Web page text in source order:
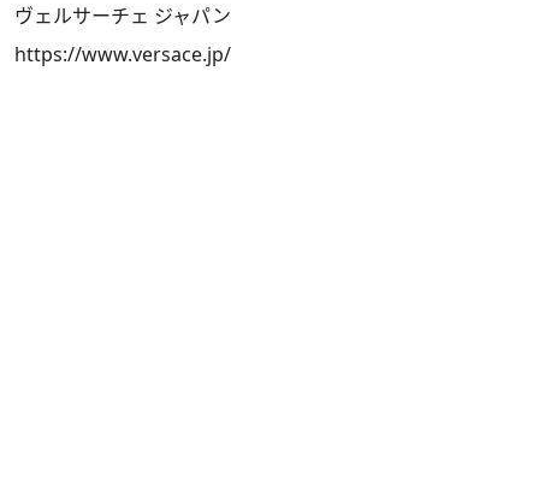
ヴェルサーチェ ジャパン
https://www.versace.jp/